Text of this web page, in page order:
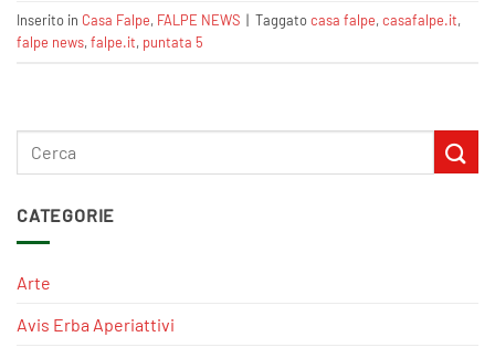
CATEGORIE
Arte
Avis Erba Aperiattivi
Inserito in Casa Falpe, FALPE NEWS | Taggatocasa falpe,casafalpe.it,
falpe news,falpe.it, puntata 5